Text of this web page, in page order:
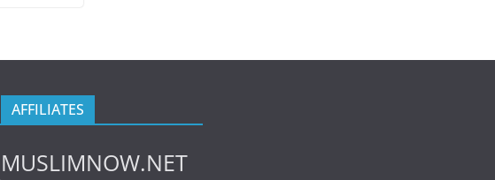
AFFILIATES
MUSLIMNOW.NET